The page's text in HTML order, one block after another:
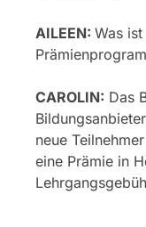
AILEEN: Was
CAROLIN: Das
neue
eine Prämie in